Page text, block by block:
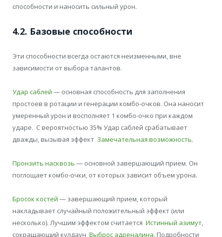
способности и наносить сильный урон.
4.2. Базовые способности
Эти способности всегда остаются неизменными, вне
зависимости от выбора талантов.
Удар саблей — основная способность для заполнения
простоев в ротации и генерации комбо-очков. Она наносит
умеренный урон и восполняет 1 комбо-очко при каждом
ударе. С вероятностью 35% Удар саблей срабатывает
дважды, вызывая эффект Замечательная возможность.
Пронзить насквозь — основной завершающий прием. Он
поглощает комбо-очки, от которых зависит объем урона.
Бросок костей — завершающий прием, который
накладывает случайный положительный эффект (или
несколько). Лучшим эффектом считается Истинный азимут,
сокращающий кулдаун Выброс адреналина. Подробности